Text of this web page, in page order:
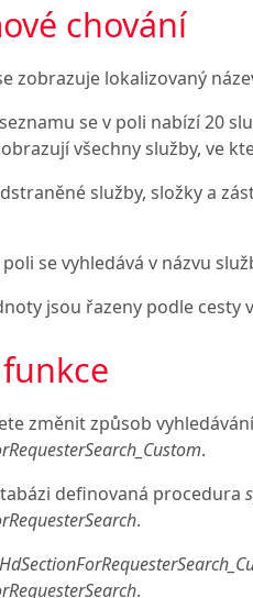
chování
zobrazuje lokalizovaný
se v poli nabízí 20
všechny služby, ve
služby, složky a
se vyhledává v názvu
jsou řazeny podle cesty
změnit způsob
.
definovaná procedura
.
.